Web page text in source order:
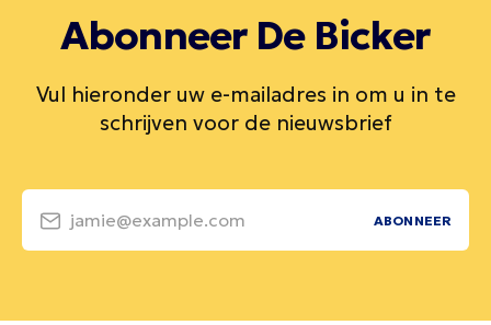
Abonneer De Bicker
Vul hieronder uw e-mailadres in om u in te
schrijven voor de nieuwsbrief
jamie@example.com ABONNEER